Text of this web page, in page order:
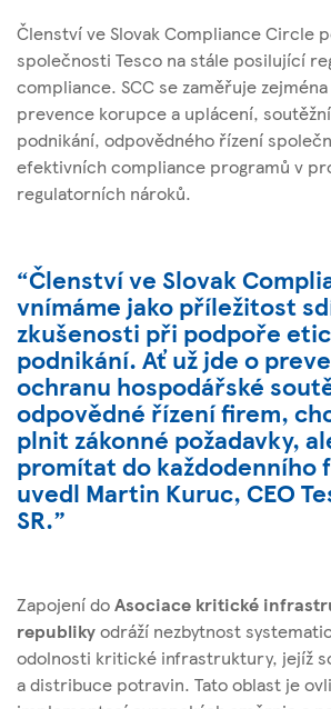
Členství ve Slovak Compliance Circle
společnosti Tesco na stále posilující
compliance. SCC se zaměřuje
prevence korupce a uplácení,
podnikání, odpovědného řízení
efektivních compliance programů v
regulatorních nároků.
Členství ve Slovak
vnímáme jako příležitost
zkušenosti při podpoře
podnikání. Ať už jde o
ochranu hospodářské
odpovědné řízení firem,
plnit zákonné požadavky,
promítat do každodenního
uvedl Martin Kuruc, CEO
SR.
Zapojení doAsociace kritické
republikyodráží nezbytnost
odolnosti kritické infrastruktury, jejíž
a distribuce potravin. Tato oblast je